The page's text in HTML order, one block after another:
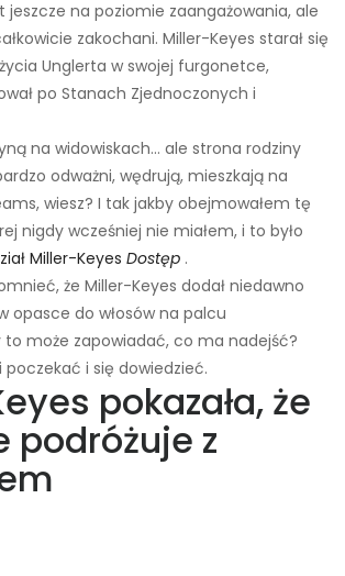
jeszcze na poziomie zaangażowania, ale
zakochani. Miller-Keyes starał się
Unglerta w swojej furgonetce,
po Stanach Zjednoczonych i
na widowiskach… ale strona rodziny
odważni, wędrują, mieszkają na
wiesz? I tak jakby obejmowałem tę
nigdy wcześniej nie miałem, i to było
Miller-Keyes Dostęp .
że Miller-Keyes dodał niedawno
opasce do włosów na palcu
to może zapowiadać, co ma nadejść?
i się dowiedzieć.
pokazała, że
podróżuje z